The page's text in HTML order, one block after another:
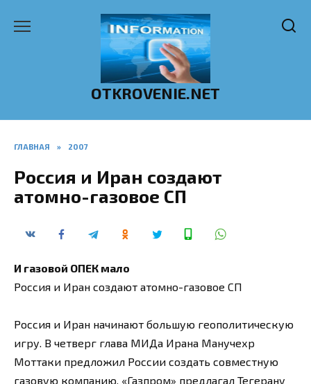
OTKROVENIE.NET
ГЛАВНАЯ » 2007
Россия и Иран создают
атомно-газовое СП
И газовой ОПЕК мало
Россия и Иран создают атомно-газовое СП
Россия и Иран начинают большую геополитическую
игру. В четверг глава МИДа Ирана Манучехр
Моттаки предложил России создать совместную
газовую компанию. «Газпром» предлагал Тегерану